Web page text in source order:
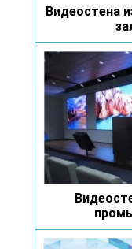
Видеостена